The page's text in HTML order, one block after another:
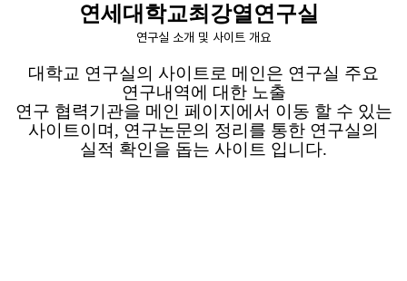
연세대학교최강열연구실
연구실 소개 및 사이트 개요
대학교 연구실의 사이트로 메인은 연구실 주요
연구내역에 대한 노출
연구 협력기관을 메인 페이지에서 이동 할 수 있는
사이트이며, 연구논문의 정리를 통한 연구실의
실적 확인을 돕는 사이트 입니다.